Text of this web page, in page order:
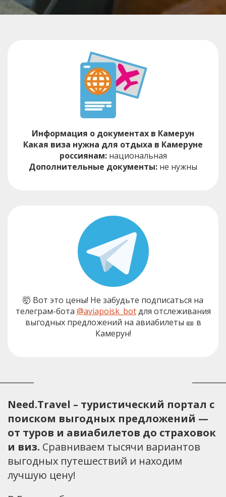
Информация о документах в Камерун
Какая виза нужна для отдыха в Камеруне
россиянам:национальная
Дополнительные документы: не нужны
🤯 Вот это цены! Не забудьте подписаться на
телеграм-бота @aviapoisk_botдля отслеживания
выгодных предложений на авиабилеты 🎫 в
Камерун!
Need.Travel – туристический портал с
поиском выгодных предложений —
от туров и авиабилетов до страховок
и виз. Сравниваем тысячи вариантов
выгодных путешествий и находим
лучшую цену!